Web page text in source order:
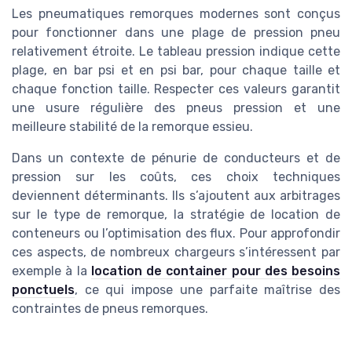
Les pneumatiques remorques modernes sont conçus
pour fonctionner dans une plage de pression pneu
relativement étroite. Le tableau pression indique cette
plage, en bar psi et en psi bar, pour chaque taille et
chaque fonction taille. Respecter ces valeurs garantit
une usure régulière des pneus pression et une
meilleure stabilité de la remorque essieu.
Dans un contexte de pénurie de conducteurs et de
pression sur les coûts, ces choix techniques
deviennent déterminants. Ils s’ajoutent aux arbitrages
sur le type de remorque, la stratégie de location de
conteneurs ou l’optimisation des flux. Pour approfondir
ces aspects, de nombreux chargeurs s’intéressent par
exemple à la location de container pour des besoins
ponctuels, ce qui impose une parfaite maîtrise des
contraintes de pneus remorques.